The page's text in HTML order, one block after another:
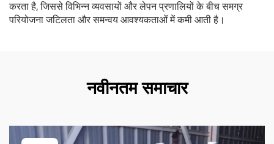
करता है, जिससे विभिन्न व्यवसायों और लेपन प्रणालियों के बीच समग्र
परियोजना जटिलता और समन्वय आवश्यकताओं में कमी आती है।
नवीनतम समाचार